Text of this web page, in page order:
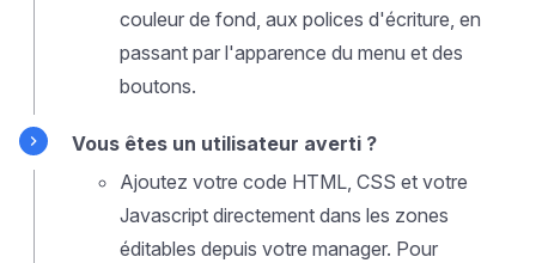
couleur de fond, aux polices d'écriture, en
passant par l'apparence du menu et des
boutons.
Vous êtes un utilisateur averti ?
Ajoutez votre code HTML, CSS et votre
Javascript directement dans les zones
éditables depuis votre manager. Pour